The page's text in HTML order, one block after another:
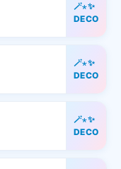
🪄⋆✨
DECO
🪄⋆✨
DECO
🪄⋆✨
DECO